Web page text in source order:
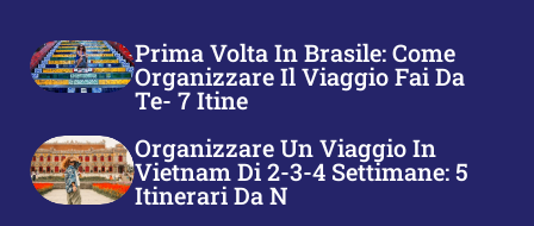
Prima Volta In Brasile: Come
Organizzare Il Viaggio Fai Da
Te- 7 Itine
Organizzare Un Viaggio In
Vietnam Di 2-3-4 Settimane: 5
Itinerari Da N